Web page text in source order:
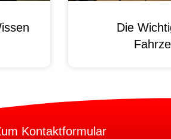
Die
Kontaktformular